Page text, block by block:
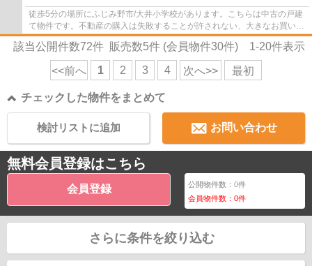
徒歩5分の場所にふじみ野市/大井小学校があります。こちらは中古の戸建
て物件です。不動産の購入は失敗することが許されない、大きなお買い物
です。ＬＤＫはこの地域に特化しているの...
該当公開件数72件 販売数5件 (会員物件30件) 1-20件表示
<<前へ 1 2 3 4 次へ>> 最初
チェックした物件をまとめて
お問い合わせ
検討リストに追加
無料会員登録はこちら
会員登録 公開物件数：0件
会員物件数：0件
さらに条件を絞り込む